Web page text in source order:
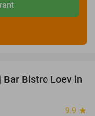
49%
Bistro Loev in
9.9 star